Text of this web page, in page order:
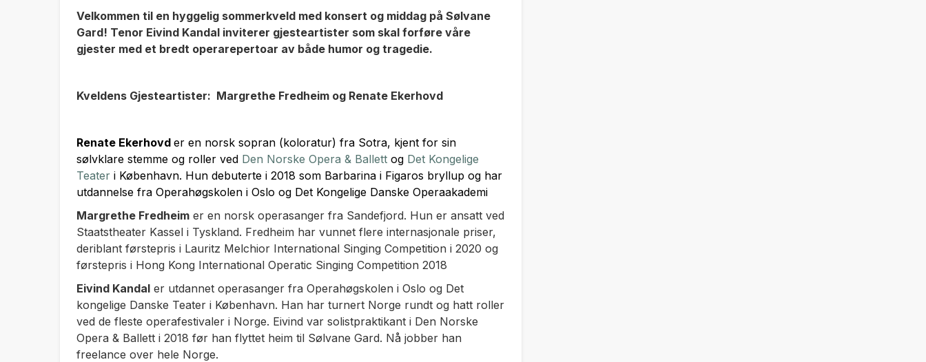
Velkommen til en hyggelig sommerkveld med konsert og middag på Sølvane
Gard! Tenor Eivind Kandal inviterer gjesteartister som skal forføre våre
gjester med et bredt operarepertoar av både humor og tragedie.
Kveldens Gjesteartister: Margrethe Fredheim og Renate Ekerhovd
Renate Ekerhovd er en norsk sopran (koloratur) fra Sotra, kjent for sin
sølvklare stemme og roller ved Den Norske Opera & Ballett og Det Kongelige
Teater i København. Hun debuterte i 2018 som Barbarina i Figaros bryllup og har
utdannelse fra Operahøgskolen i Oslo og Det Kongelige Danske Operaakademi
Margrethe Fredheim er en norsk operasanger fra Sandefjord. Hun er ansatt ved
Staatstheater Kassel i Tyskland. Fredheim har vunnet flere internasjonale priser,
deriblant førstepris i Lauritz Melchior International Singing Competition i 2020 og
førstepris i Hong Kong International Operatic Singing Competition 2018
Eivind Kandal er utdannet operasanger fra Operahøgskolen i Oslo og Det
kongelige Danske Teater i København. Han har turnert Norge rundt og hatt roller
ved de fleste operafestivaler i Norge. Eivind var solistpraktikant i Den Norske
Opera & Ballett i 2018 før han flyttet heim til Sølvane Gard. Nå jobber han
freelance over hele Norge.